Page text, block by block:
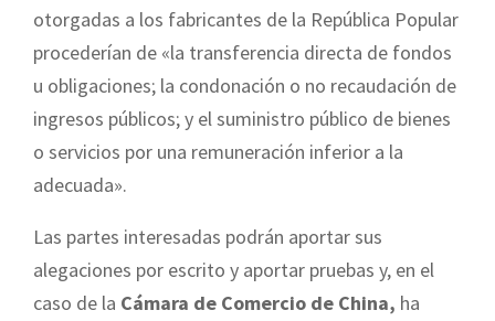
otorgadas a los fabricantes de la República Popular
procederían de «la transferencia directa de fondos
u obligaciones; la condonación o no recaudación de
ingresos públicos; y el suministro público de bienes
o servicios por una remuneración inferior a la
adecuada».
Las partes interesadas podrán aportar sus
alegaciones por escrito y aportar pruebas y, en el
caso de la Cámara de Comercio de China, ha